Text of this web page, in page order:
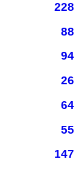
228
88
94
26
64
55
147